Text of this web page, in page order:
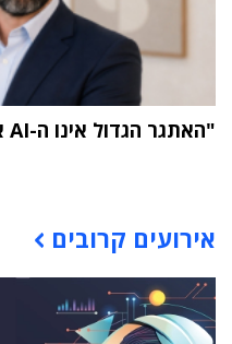
"האתגר הגדול אינו ה-AI אלא הטמעתה בארגון"
אירועים קרובים